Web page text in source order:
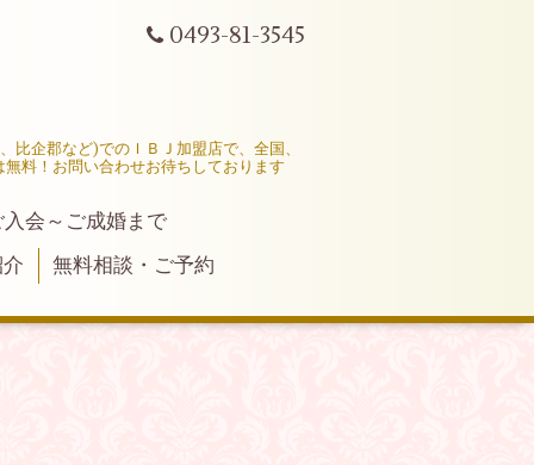
0493-81-3545
企郡など)でのＩＢＪ加盟店で、全国、
料！お問い合わせお待ちしております
入会～ご成婚まで
無料相談・ご予約